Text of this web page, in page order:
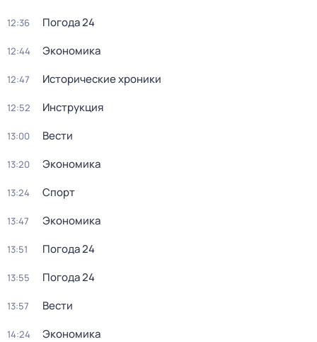
12:36 Погода 24
12:44 Экономика
12:47 Исторические хроники
12:52 Инструкция
13:00 Вести
13:20 Экономика
13:24 Спорт
13:47 Экономика
13:51 Погода 24
13:55 Погода 24
13:57 Вести
14:24 Экономика